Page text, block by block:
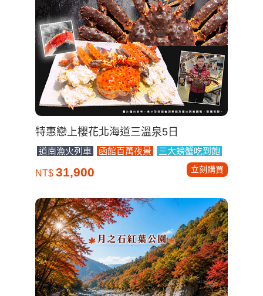
特惠戀上櫻花北海道三溫泉5日
道南漁火列車 函館百萬夜景 三大螃蟹吃到飽
NT$ 31,900 立刻購買